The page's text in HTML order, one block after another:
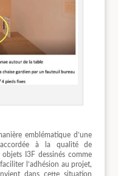
emblématique d’une
accordée à la qualité de
objets I3F dessinés comme
l’adhésion au projet,
dans cette situation